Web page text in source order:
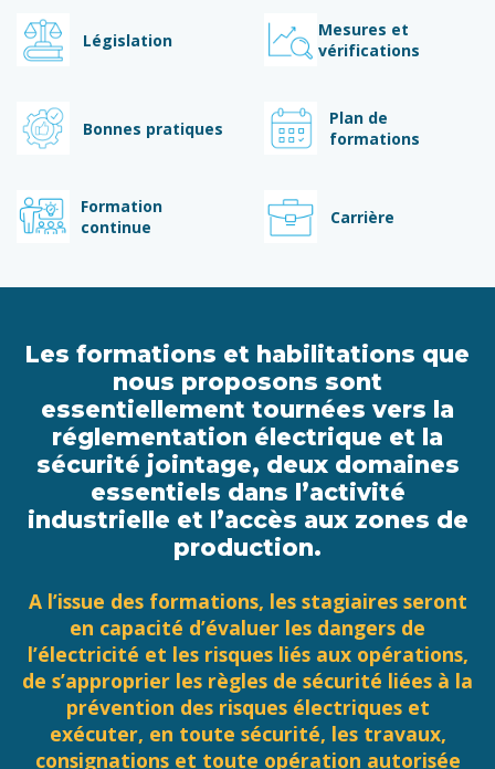
Législation
Mesures et
vérifications
Bonnes pratiques
Plan de
formations
Formation
continue
Carrière
Les formations et habilitations que
nous proposons sont
essentiellement tournées vers la
réglementation électrique et la
sécurité jointage, deux domaines
essentiels dans l’activité
industrielle et l’accès aux zones de
production.
A l’issue des formations, les stagiaires seront
en capacité d’évaluer les dangers de
l’électricité et les risques liés aux opérations,
de s’approprier les règles de sécurité liées à la
prévention des risques électriques et
exécuter, en toute sécurité, les travaux,
consignations et toute opération autorisée